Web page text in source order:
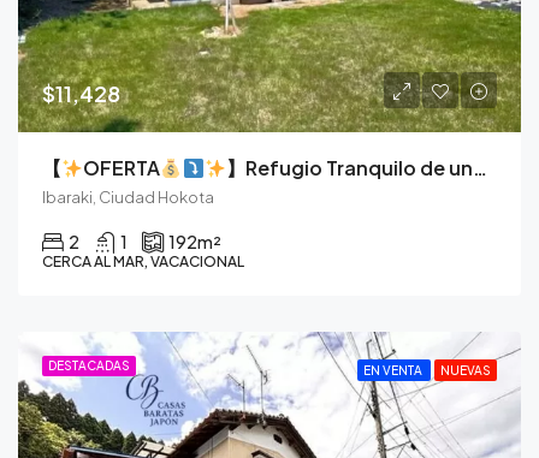
$11,428
【 OFERTA 】Refugio Tranquilo de una Sola Planta Cerca de la Costa de Ibaraki
Ibaraki, Ciudad Hokota
2 1 192m²
CERCA AL MAR, VACACIONAL
DESTACADAS EN VENTA NUEVAS